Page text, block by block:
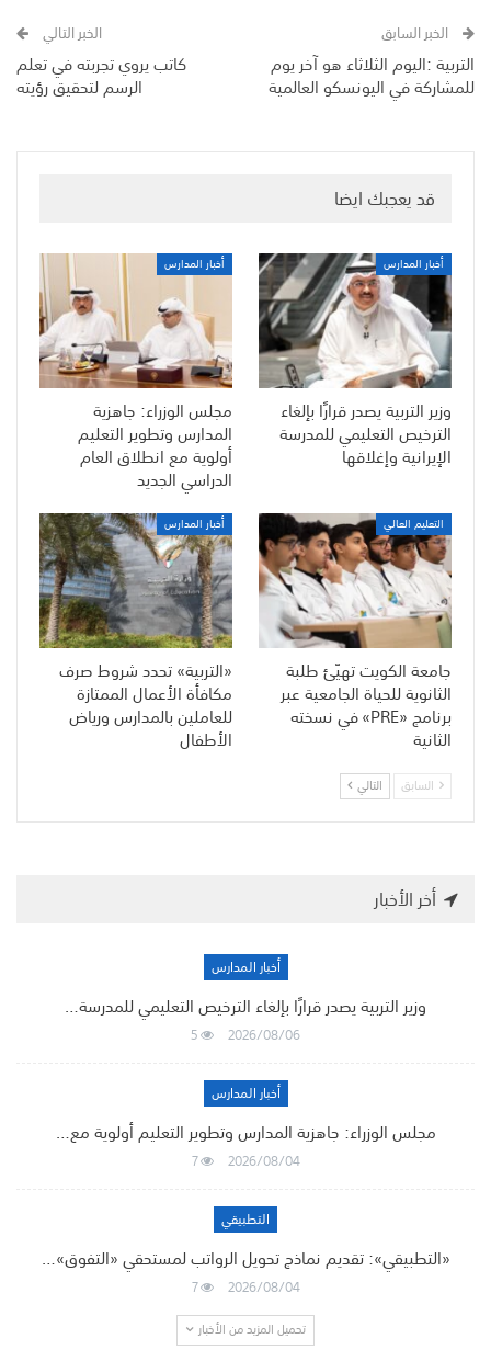
الخبر السابق
التربية :اليوم الثلاثاء هو آخر يوم
للمشاركة في اليونسكو العالمية
الخبر التالي
كاتب يروي تجربته في تعلم
الرسم لتحقيق رؤيته
قد يعجبك ايضا
أخبار المدارس
وزير التربية يصدر قرارًا بإلغاء
الترخيص التعليمي للمدرسة
الإيرانية وإغلاقها
أخبار المدارس
مجلس الوزراء: جاهزية
المدارس وتطوير التعليم
أولوية مع انطلاق العام
الدراسي الجديد
التعليم العالي
جامعة الكويت تهيّئ طلبة
الثانوية للحياة الجامعية عبر
برنامج «PRE» في نسخته
الثانية
أخبار المدارس
«التربية» تحدد شروط صرف
مكافأة الأعمال الممتازة
للعاملين بالمدارس ورياض
الأطفال
السابق التالي
أخر الأخبار
أخبار المدارس
وزير التربية يصدر قرارًا بإلغاء الترخيص التعليمي للمدرسة…
2026/08/06
5
أخبار المدارس
مجلس الوزراء: جاهزية المدارس وتطوير التعليم أولوية مع…
2026/08/04
7
التطبيقي
«التطبيقي»: تقديم نماذج تحويل الرواتب لمستحقي «التفوق»…
2026/08/04
7
تحميل المزيد من الأخبار